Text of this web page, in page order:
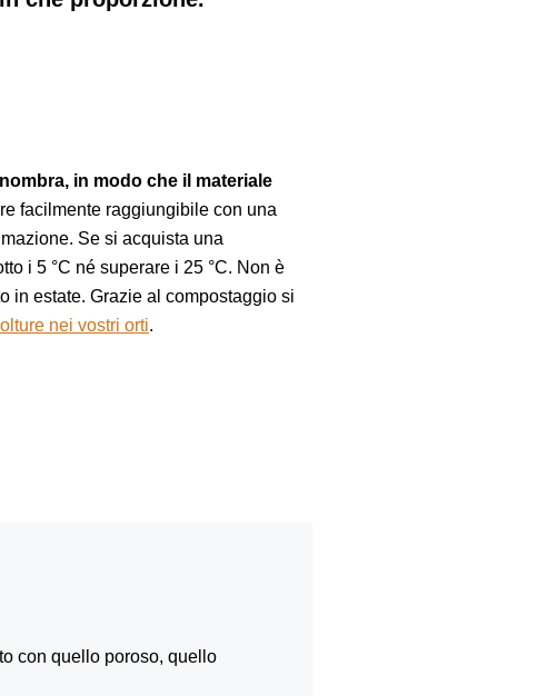
in modo che il materiale
facilmente raggiungibile con una
Se si acquista una
i 5 °C né superare i 25 °C. Non è
in estate. Grazie al compostaggio si
nei vostri orti.
con quello poroso, quello